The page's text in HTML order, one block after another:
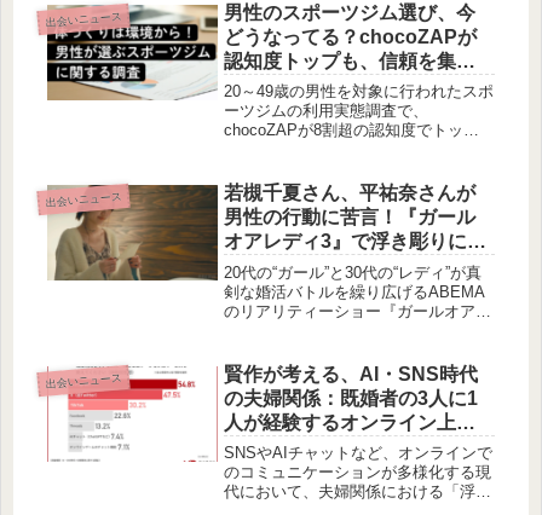
出会いニュース
男性のスポーツジム選び、今
どうなってる？chocoZAPが
認知度トップも、信頼を集め
たのは「個室型ジム」！
20～49歳の男性を対象に行われたスポ
ーツジムの利用実態調査で、
chocoZAPが8割超の認知度でトップ
のイメージで高評価を得たのは、個室
型ジムのPrivate Box Fitであることが
明らかになりました。
出会いニュース
若槻千夏さん、平祐奈さんが
男性の行動に苦言！『ガール
オアレディ3』で浮き彫りにな
る婚活のリアルな本音とは
20代の“ガール”と30代の“レディ”が真
剣な婚活バトルを繰り広げるABEMA
のリアリティーショー『ガールオアレ
わせぶりな行動や、別の女性を引き合
いに出すアピール、そしてすれ違う男
女の駆け引きが描かれ、スタジオの若
槻千夏さんや平祐奈さん、アン ミカ
さんらが男性陣の行動に鋭いコメント
を寄せました。婚活における男女間の
心理や、人間関係の複雑さを深く考え
させられる内容となっています。
出会いニュース
賢作が考える、AI・SNS時代
の夫婦関係：既婚者の3人に1
人が経験するオンライン上の
個人的なやり取りから見えて
くるもの
SNSやAIチャットなど、オンラインで
のコミュニケーションが多様化する現
代において、夫婦関係における「浮